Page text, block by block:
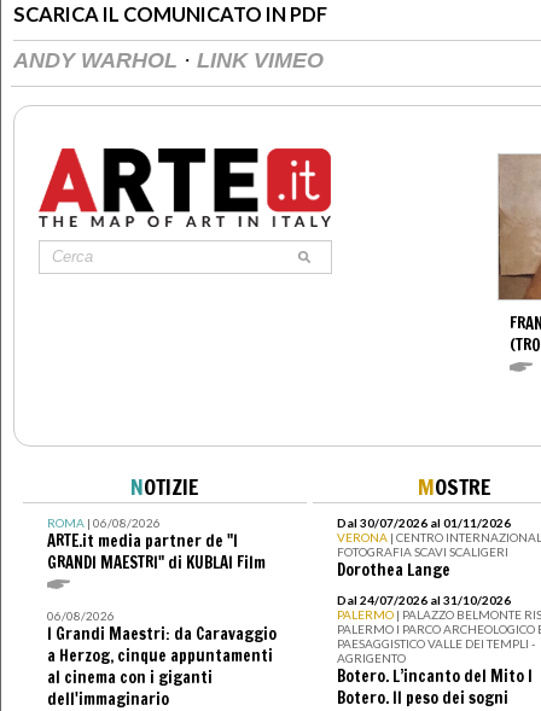
SCARICA IL COMUNICATO IN PDF
ANDY WARHOL · LINK VIMEO
NOTIZIE
ROMA| 06/08/2026
ARTE.it media partner de "I
GRANDI MAESTRI" di KUBLAI Film
06/08/2026
I Grandi Maestri: da Caravaggio
a Herzog, cinque appuntamenti
al cinema con i giganti
dell'immaginario
MOSTRE
Dal 30/07/2026 al 01/11/2026
VERONA | CENTRO
FOTOGRAFIA SCAVI SCALIGERI
Dorothea Lange
Dal 24/07/2026 al 31/10/2026
PALERMO | PALAZZO BELMONTE
PALERMO I PARCO ARCHEOLOGICO
PAESAGGISTICO VALLE DEI TEMPLI -
AGRIGENTO
Botero. L’incanto del Mito I
Botero. Il peso dei sogni